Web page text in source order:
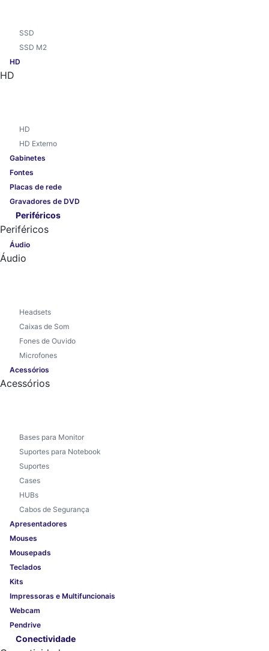
SSD
SSD M2
HD
HD
HD
HD Externo
Gabinetes
Fontes
Placas de rede
Gravadores de DVD
Periféricos
Periféricos
Áudio
Áudio
Headsets
Caixas de Som
Fones de Ouvido
Microfones
Acessórios
Acessórios
Bases para Monitor
Suportes para Notebook
Suportes
Cases
HUBs
Cabos de Segurança
Apresentadores
Mouses
Mousepads
Teclados
Kits
Impressoras e Multifuncionais
Webcam
Pendrive
Conectividade